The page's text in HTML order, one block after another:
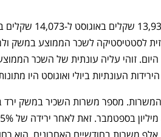
העונתיות ביולי ואוגוסט היו